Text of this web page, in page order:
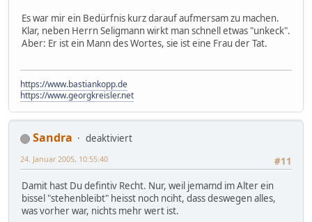
Es war mir ein Bedürfnis kurz darauf aufmersam zu machen.
Klar, neben Herrn Seligmann wirkt man schnell etwas "unkeck".
Aber: Er ist ein Mann des Wortes, sie ist eine Frau der Tat.
https://www.bastiankopp.de
https://www.georgkreisler.net
Sandra
deaktiviert
#11
24. Januar 2005, 10:55:40
Damit hast Du defintiv Recht. Nur, weil jemamd im Alter ein
bissel "stehenbleibt" heisst noch nciht, dass deswegen alles,
was vorher war, nichts mehr wert ist.